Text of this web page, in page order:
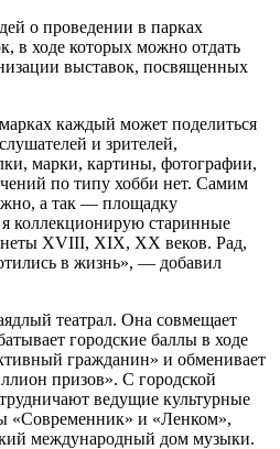
о проведении в парках
в ходе которых можно отдать
выставок, посвященных
каждый может поделиться
и зрителей,
марки, картины, фотографии,
по типу хобби нет. Самим
а так — площадку
коллекционирую старинные
XVIII, XIX, XX веков. Рад,
в жизнь», — добавил
театрал. Она совмещает
городские баллы в ходе
гражданин» и обменивает
призов». С городской
ведущие культурные
«Современник» и «Ленком»,
международный дом музыки.